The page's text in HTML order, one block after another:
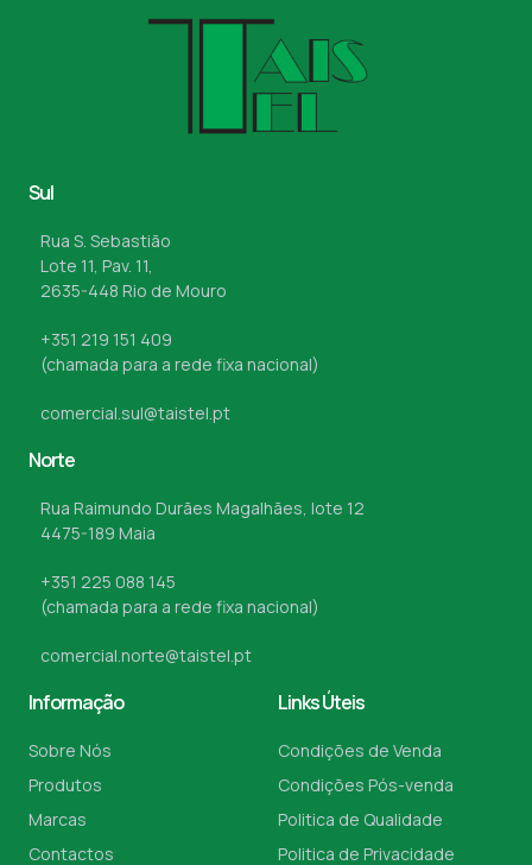
Sul
Rua S. Sebastião
Lote 11, Pav. 11,
2635-448 Rio de Mouro
+351 219 151 409
(chamada para a rede fixa nacional)
comercial.sul@taistel.pt
Norte
Rua Raimundo Durães Magalhães, lote 12
4475-189 Maia
+351 225 088 145
(chamada para a rede fixa nacional)
comercial.norte@taistel.pt
Informação
Sobre Nós
Produtos
Marcas
Contactos
Links Úteis
Condições de Venda
Condições Pós-venda
Politica de Qualidade
Politica de Privacidade